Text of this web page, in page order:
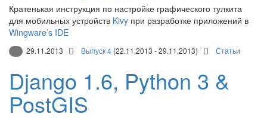
Кратенькая инструкция по настройке графического тулкита
для мобильных устройств Kivy при разработке приложений в
Wingware’s IDE
29.11.2013 Выпуск 4 (22.11.2013 - 29.11.2013) Статьи
Django 1.6, Python 3 &
PostGIS